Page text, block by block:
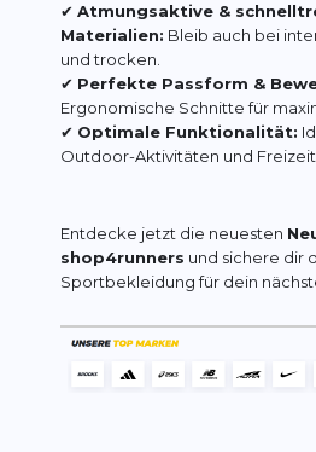
✔ Atmungsaktive &
Materialien: Bleib auch bei
und trocken.
✔ Perfekte Passform &
Ergonomische Schnitte für
✔ Optimale Funktionalität:
Outdoor-Aktivitäten und Freizeit.
Entdecke jetzt die neuesten
shop4runners und sichere dir
Sportbekleidung für dein